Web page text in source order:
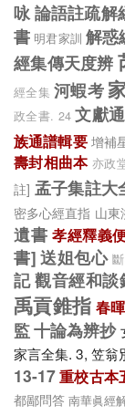
咏論語註疏解
書 明君家訓 解惑
經集傳天度辨
經全集 河蝦考
政全書. 24 文獻
族通譜輯要 增補
壽封相曲本 亦政
註] 孟子集註大
密多心經直指 山東
遺書 孝經釋義
書] 送姐包心
記觀音經和談
禹貢錐指 春
監十論為辨抄
家言全集. 3, 笠翁
13-17重校古本
都鄙問答 南華眞經